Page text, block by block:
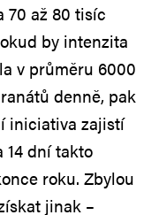
70 až 80 tisíc
by intenzita
v průměru 6000
denně, pak
iniciativa zajistí
dní takto
roku. Zbylou
jinak –